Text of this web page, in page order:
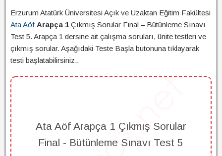
Erzurum Atatürk Üniversitesi Açık ve Uzaktan Eğitim Fakültesi
Ata Aöf Arapça 1 Çıkmış Sorular Final – Bütünleme Sınavı
Test 5. Arapça 1 dersine ait çalışma soruları, ünite testleri ve
çıkmış sorular. Aşağıdaki Teste Başla butonuna tıklayarak
testi başlatabilirsiniz..
Ata Aöf Arapça 1 Çıkmış Sorular
Final - Bütünleme Sınavı Test 5